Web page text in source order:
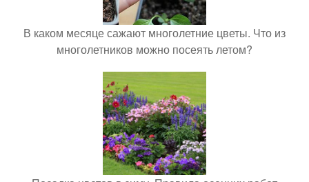
В каком месяце сажают многолетние цветы. Что из
многолетников можно посеять летом?